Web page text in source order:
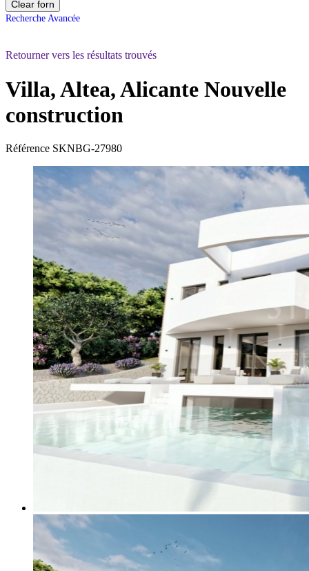
Clear forn
Recherche Avancée
Retourner vers les résultats trouvés
Villa, Altea, Alicante Nouvelle
construction
Référence SKNBG-27980